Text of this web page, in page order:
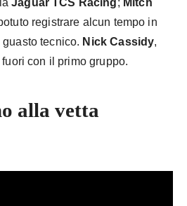
Jaguar TCS Racing; Mitch
registrare alcun tempo in
tecnico. Nick Cassidy,
con il primo gruppo.
alla vetta